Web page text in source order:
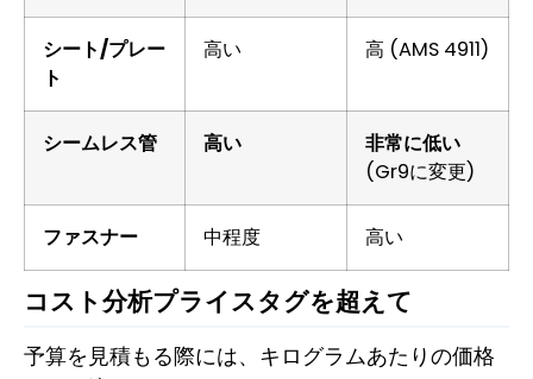
シート/プレー
ト
高い 高 (AMS 4911)
シームレス管 高い
非常に低い
(Gr9に変更)
ファスナー 中程度 高い
コスト分析プライスタグを超えて
予算を見積もる際には、キログラムあたりの価格